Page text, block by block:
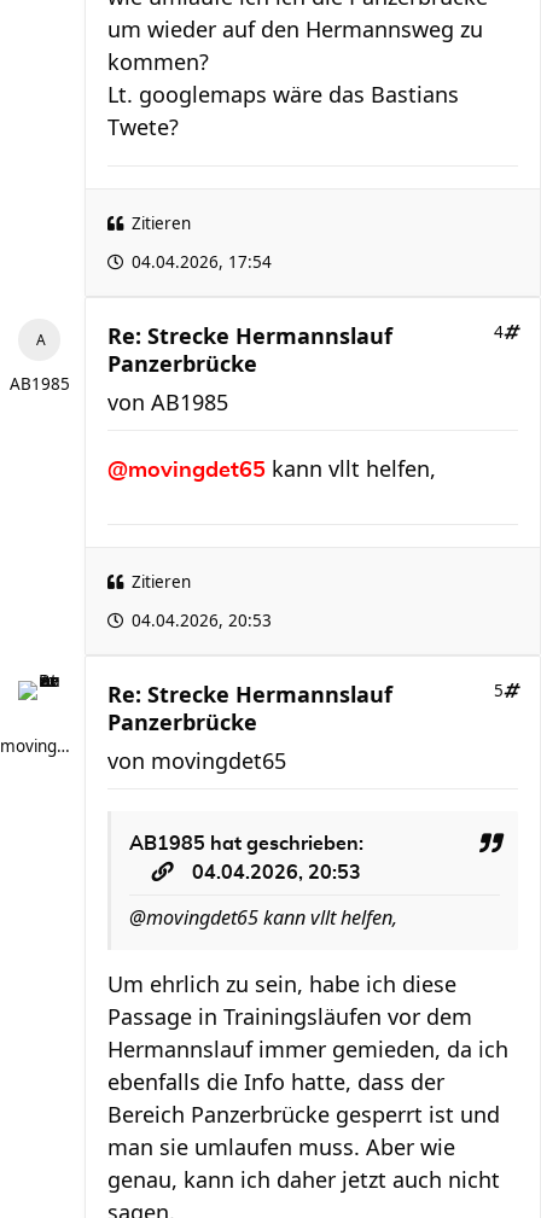
um wieder auf den Hermannsweg zu
kommen?
Lt. googlemaps wäre das Bastians
Twete?
Zitieren
04.04.2026, 17:54
AB1985
Re: Strecke Hermannslauf
Panzerbrücke
4
von AB1985
@movingdet65 kann vllt helfen,
Zitieren
04.04.2026, 20:53
movingdet65
Re: Strecke Hermannslauf
Panzerbrücke
5
von movingdet65
AB1985 hat geschrieben:
04.04.2026, 20:53
@movingdet65 kann vllt helfen,
Um ehrlich zu sein, habe ich diese
Passage in Trainingsläufen vor dem
Hermannslauf immer gemieden, da ich
ebenfalls die Info hatte, dass der
Bereich Panzerbrücke gesperrt ist und
man sie umlaufen muss. Aber wie
genau, kann ich daher jetzt auch nicht
sagen.